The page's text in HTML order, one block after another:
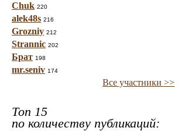
Chuk 220
alek48s 216
Grozniy 212
Strannic 202
Брат 198
mr.seniv 174
Все участники >>
Топ 15
по количеству публикаций: